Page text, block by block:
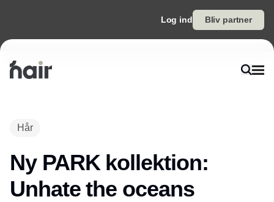
Log ind Bliv partner
Hår
Ny PARK kollektion:
Unhate the oceans